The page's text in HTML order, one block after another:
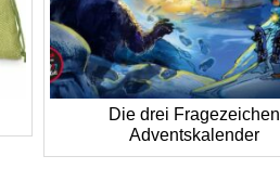
Die drei Fragezeichen
Adventskalender